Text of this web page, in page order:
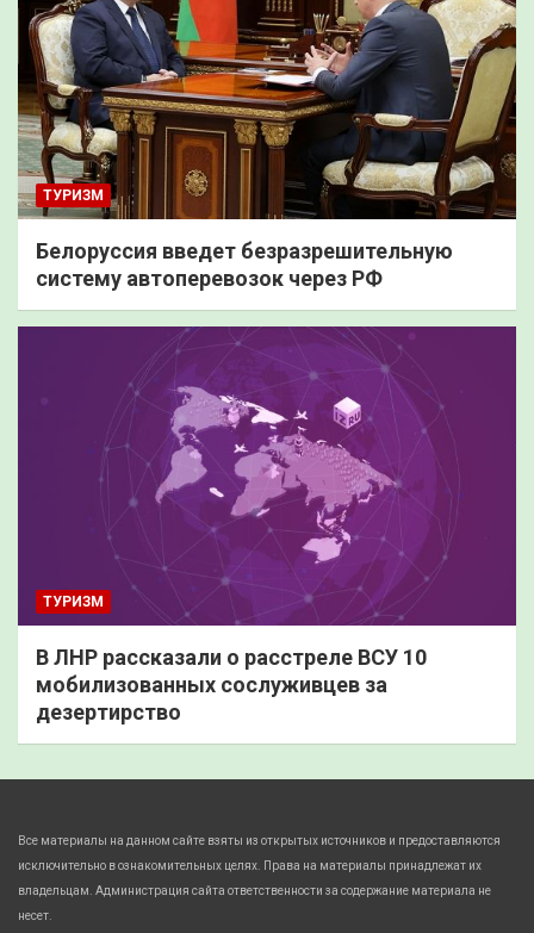
ТУРИЗМ
Белоруссия введет безразрешительную
систему автоперевозок через РФ
ТУРИЗМ
В ЛНР рассказали о расстреле ВСУ 10
мобилизованных сослуживцев за
дезертирство
Все материалы на данном сайте взяты из открытых источников и предоставляются
исключительно в ознакомительных целях. Права на материалы принадлежат их
владельцам. Администрация сайта ответственности за содержание материала не
несет.